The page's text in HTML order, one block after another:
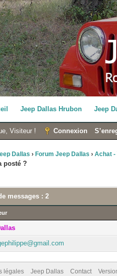
Jeep Dallas Hrubon Jeep
Visiteur ! Connexion
Dallas ›Forum Jeep Dallas ›Achat -
posté ?
messages : 2
légales Jeep Dallas Contact